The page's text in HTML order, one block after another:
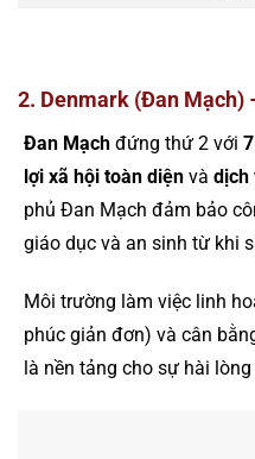
2. Denmark (Đan Mạch)
Đan Mạch đứng thứ 2 với
lợi xã hội toàn diện và dịch
phủ Đan Mạch đảm bảo
giáo dục và an sinh từ khi
Môi trường làm việc linh
phúc giản đơn) và cân
là nền tảng cho sự hài